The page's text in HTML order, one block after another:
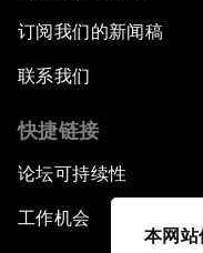
本网
订阅我们的新闻稿
联系我们
快捷链接
论坛可持续性
工作机会